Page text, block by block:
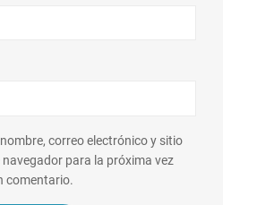
correo electrónico y sitio
navegador para la próxima vez
comentario.